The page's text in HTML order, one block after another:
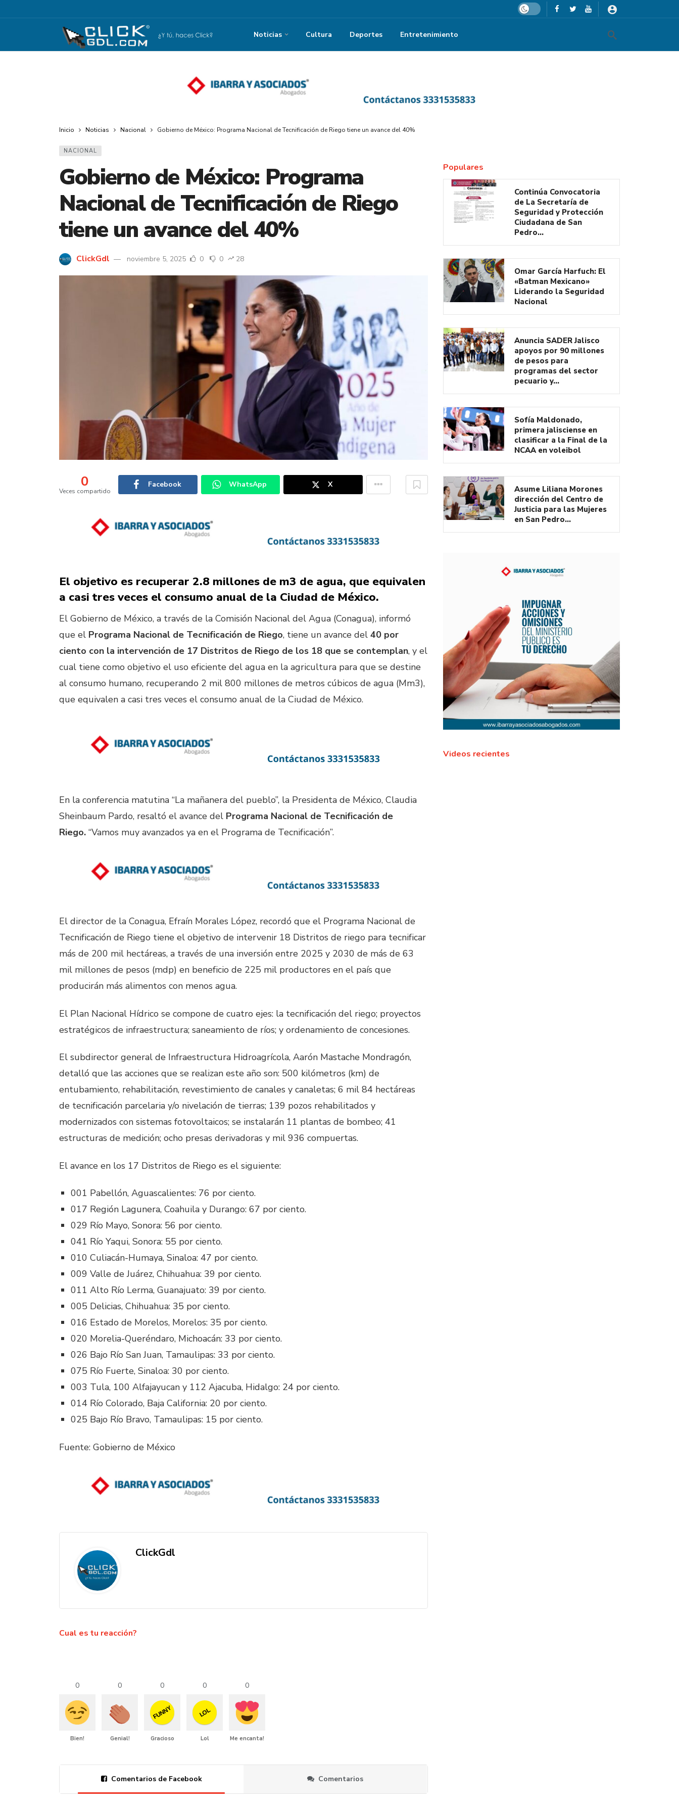
Dark mode
Noticias Cultura Deportes Entretenimiento
Inicio Noticias Nacional Gobierno de México: Programa Nacional de Tecnificación de Riego tiene un avance del 40%
NACIONAL
Gobierno de México: Programa
Nacional de Tecnificación de Riego
tiene un avance del 40%
ClickGdl noviembre 5, 2025 0 0 28
0
Veces compartido
Facebook WhatsApp X
El objetivo es recuperar 2.8 millones de m3 de agua, que equivalen
a casi tres veces el consumo anual de la Ciudad de México.
El Gobierno de México, a través de la Comisión Nacional del Agua (Conagua), informó
que el Programa Nacional de Tecnificación de Riego, tiene un avance del 40 por
ciento con la intervención de 17 Distritos de Riego de los 18 que se contemplan, y el
cual tiene como objetivo el uso eficiente del agua en la agricultura para que se destine
al consumo humano, recuperando 2 mil 800 millones de metros cúbicos de agua (Mm3),
que equivalen a casi tres veces el consumo anual de la Ciudad de México.
En la conferencia matutina “La mañanera del pueblo”, la Presidenta de México, Claudia
Sheinbaum Pardo, resaltó el avance del Programa Nacional de Tecnificación de
Riego. “Vamos muy avanzados ya en el Programa de Tecnificación”.
El director de la Conagua, Efraín Morales López, recordó que el Programa Nacional de
Tecnificación de Riego tiene el objetivo de intervenir 18 Distritos de riego para tecnificar
más de 200 mil hectáreas, a través de una inversión entre 2025 y 2030 de más de 63
mil millones de pesos (mdp) en beneficio de 225 mil productores en el país que
producirán más alimentos con menos agua.
El Plan Nacional Hídrico se compone de cuatro ejes: la tecnificación del riego; proyectos
estratégicos de infraestructura; saneamiento de ríos; y ordenamiento de concesiones.
El subdirector general de Infraestructura Hidroagrícola, Aarón Mastache Mondragón,
detalló que las acciones que se realizan este año son: 500 kilómetros (km) de
entubamiento, rehabilitación, revestimiento de canales y canaletas; 6 mil 84 hectáreas
de tecnificación parcelaria y/o nivelación de tierras; 139 pozos rehabilitados y
modernizados con sistemas fotovoltaicos; se instalarán 11 plantas de bombeo; 41
estructuras de medición; ocho presas derivadoras y mil 936 compuertas.
El avance en los 17 Distritos de Riego es el siguiente:
001 Pabellón, Aguascalientes: 76 por ciento.
017 Región Lagunera, Coahuila y Durango: 67 por ciento.
029 Río Mayo, Sonora: 56 por ciento.
041 Río Yaqui, Sonora: 55 por ciento.
010 Culiacán-Humaya, Sinaloa: 47 por ciento.
009 Valle de Juárez, Chihuahua: 39 por ciento.
011 Alto Río Lerma, Guanajuato: 39 por ciento.
005 Delicias, Chihuahua: 35 por ciento.
016 Estado de Morelos, Morelos: 35 por ciento.
020 Morelia-Queréndaro, Michoacán: 33 por ciento.
026 Bajo Río San Juan, Tamaulipas: 33 por ciento.
075 Río Fuerte, Sinaloa: 30 por ciento.
003 Tula, 100 Alfajayucan y 112 Ajacuba, Hidalgo: 24 por ciento.
014 Río Colorado, Baja California: 20 por ciento.
025 Bajo Río Bravo, Tamaulipas: 15 por ciento.
Fuente: Gobierno de México
ClickGdl
Cual es tu reacción?
0
Bien!
0
Genial!
0
FUNNY
Gracioso
0
LOL
Lol
0
Me encanta!
Comentarios de Facebook Comentarios
Populares
Continúa Convocatoria
de La Secretaría de
Seguridad y Protección
Ciudadana de San
Pedro…
Omar García Harfuch: El
«Batman Mexicano»
Liderando la Seguridad
Nacional
Anuncia SADER Jalisco
apoyos por 90 millones
de pesos para
programas del sector
pecuario y…
Sofía Maldonado,
primera jalisciense en
clasificar a la Final de la
NCAA en voleibol
Asume Liliana Morones
dirección del Centro de
Justicia para las Mujeres
en San Pedro…
Videos recientes